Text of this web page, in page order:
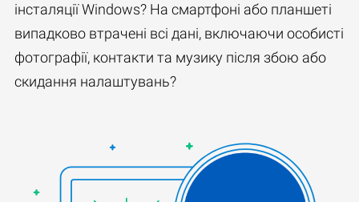
інсталяції Windows? На смартфоні або планшеті
випадково втрачені всі дані, включаючи особисті
фотографії, контакти та музику після збою або
скидання налаштувань?